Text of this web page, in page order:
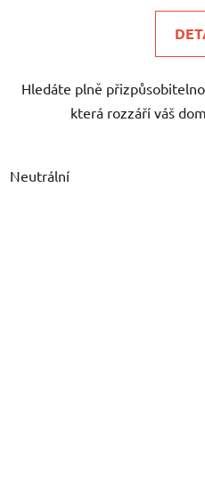
Hledáte plně
která rozzáří váš
Neutrální